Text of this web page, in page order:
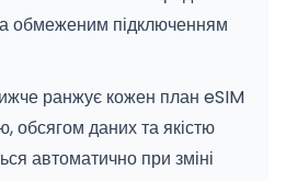
обмеженим підключенням
ранжує кожен план eSIM
обсягом даних та якістю
автоматично при зміні